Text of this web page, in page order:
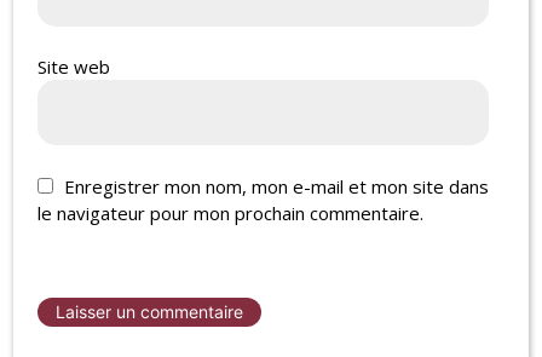
Site web
Enregistrer mon nom, mon e-mail et mon site dans
le navigateur pour mon prochain commentaire.